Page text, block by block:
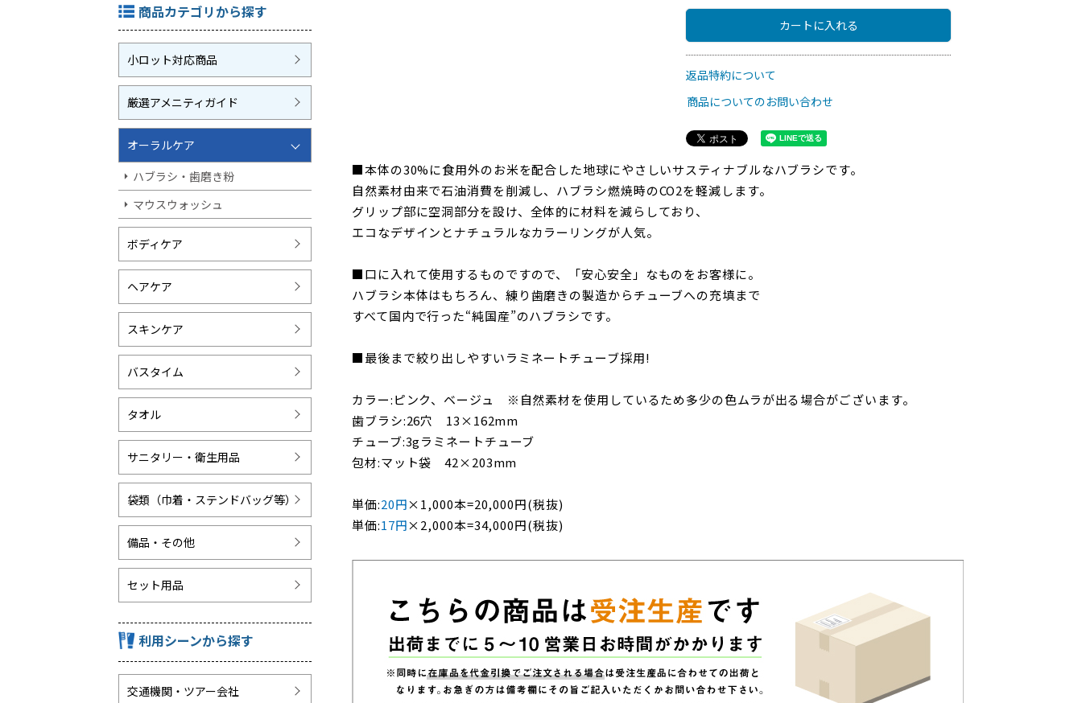
商品カテゴリから探す
小ロット対応商品
厳選アメニティガイド
オーラルケア
ハブラシ・歯磨き粉
マウスウォッシュ
ボディケア
ヘアケア
スキンケア
バスタイム
タオル
サニタリー・衛生用品
袋類（巾着・ステンドバッグ等）
備品・その他
セット用品
利用シーンから探す
交通機関・ツアー会社
カートに入れる
返品特約について
商品についてのお問い合わせ
■本体の30%に食用外のお米を配合した地球にやさしいサスティナブルなハブラシです。
自然素材由来で石油消費を削減し、ハブラシ燃焼時のCO2を軽減します。
グリップ部に空洞部分を設け、全体的に材料を減らしており、
エコなデザインとナチュラルなカラーリングが人気。
■口に入れて使用するものですので、「安心安全」なものをお客様に。
ハブラシ本体はもちろん、練り歯磨きの製造からチューブへの充填まで
すべて国内で行った“純国産”のハブラシです。
■最後まで絞り出しやすいラミネートチューブ採用!
カラー:ピンク、ベージュ ※自然素材を使用しているため多少の色ムラが出る場合がございます。
歯ブラシ:26穴 13×162mm
チューブ:3gラミネートチューブ
包材:マット袋 42×203mm
単価:20円×1,000本=20,000円(税抜)
単価:17円×2,000本=34,000円(税抜)